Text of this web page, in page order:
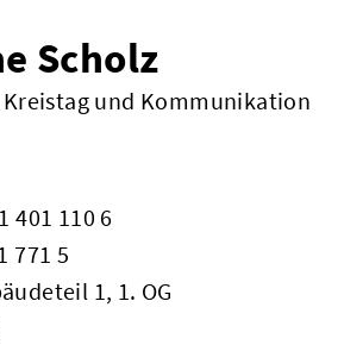
Scholz
und Kommunikation
401 110 6
771 5
1, 1. OG